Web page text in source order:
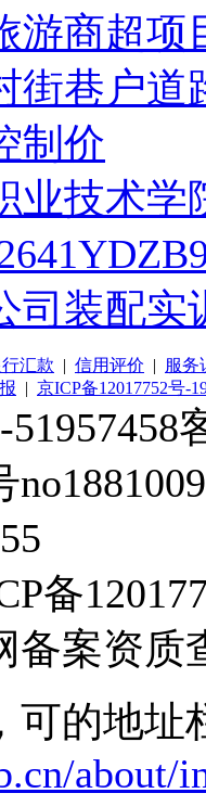
游商超项
街巷户道
制价
业技术
司装配实
汇款 | 信用评价 |
服务
| 京ICP备12017752号-
备
备案资质
可的地址
about/